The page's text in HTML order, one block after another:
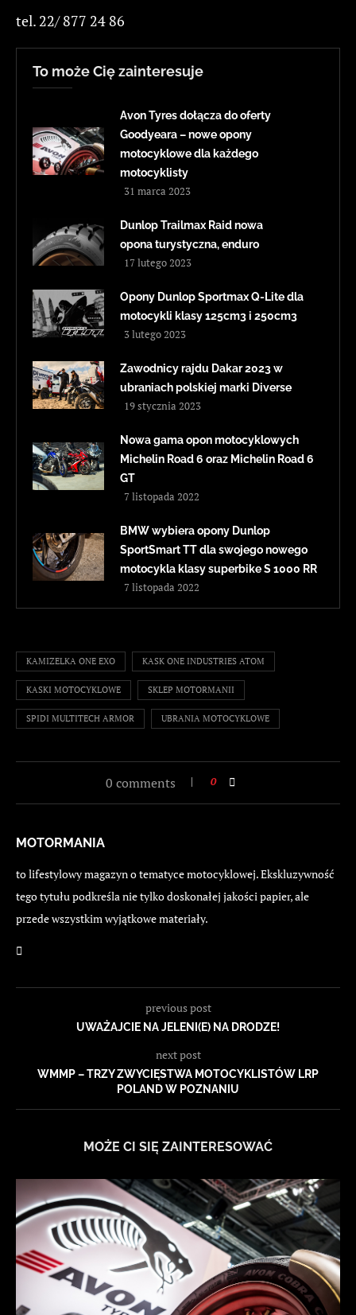
tel. 22/ 877 24 86
To może Cię zainteresuje
Avon Tyres dołącza do oferty
Goodyeara – nowe opony
motocyklowe dla każdego
motocyklisty
31 marca 2023
Dunlop Trailmax Raid nowa
opona turystyczna, enduro
17 lutego 2023
Opony Dunlop Sportmax Q-Lite dla
motocykli klasy 125cm3 i 250cm3
3 lutego 2023
Zawodnicy rajdu Dakar 2023 w
ubraniach polskiej marki Diverse
19 stycznia 2023
Nowa gama opon motocyklowych
Michelin Road 6 oraz Michelin Road 6
GT
7 listopada 2022
BMW wybiera opony Dunlop
SportSmart TT dla swojego nowego
motocykla klasy superbike S 1000 RR
7 listopada 2022
KAMIZELKA ONE EXO KASK ONE INDUSTRIES ATOM
KASKI MOTOCYKLOWE SKLEP MOTORMANII
SPIDI MULTITECH ARMOR UBRANIA MOTOCYKLOWE
0 comments 0
MOTORMANIA
to lifestylowy magazyn o tematyce motocyklowej. Ekskluzywność
tego tytułu podkreśla nie tylko doskonałej jakości papier, ale
przede wszystkim wyjątkowe materiały.
previous post
UWAŻAJCIE NA JELENI(E) NA DRODZE!
next post
WMMP – TRZY ZWYCIĘSTWA MOTOCYKLISTÓW LRP
POLAND W POZNANIU
MOŻE CI SIĘ ZAINTERESOWAĆ